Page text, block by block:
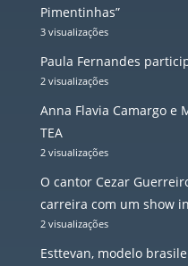
Pimentinhas”
3 visualizações
Paula Fernandes
2 visualizações
Anna Flavia Camargo e
TEA
2 visualizações
O cantor Cezar
carreira com um show
2 visualizações
Esttevan, modelo